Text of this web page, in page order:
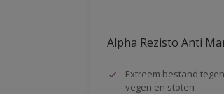
Alpha Rezisto Anti
Extreem bestand
vegen en stoten